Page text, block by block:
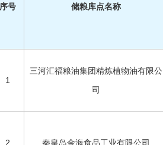
序号 储粮库点名称
1
三河汇福粮油集团精炼植物油有限公
司
2 秦皇岛金海食品工业有限公司